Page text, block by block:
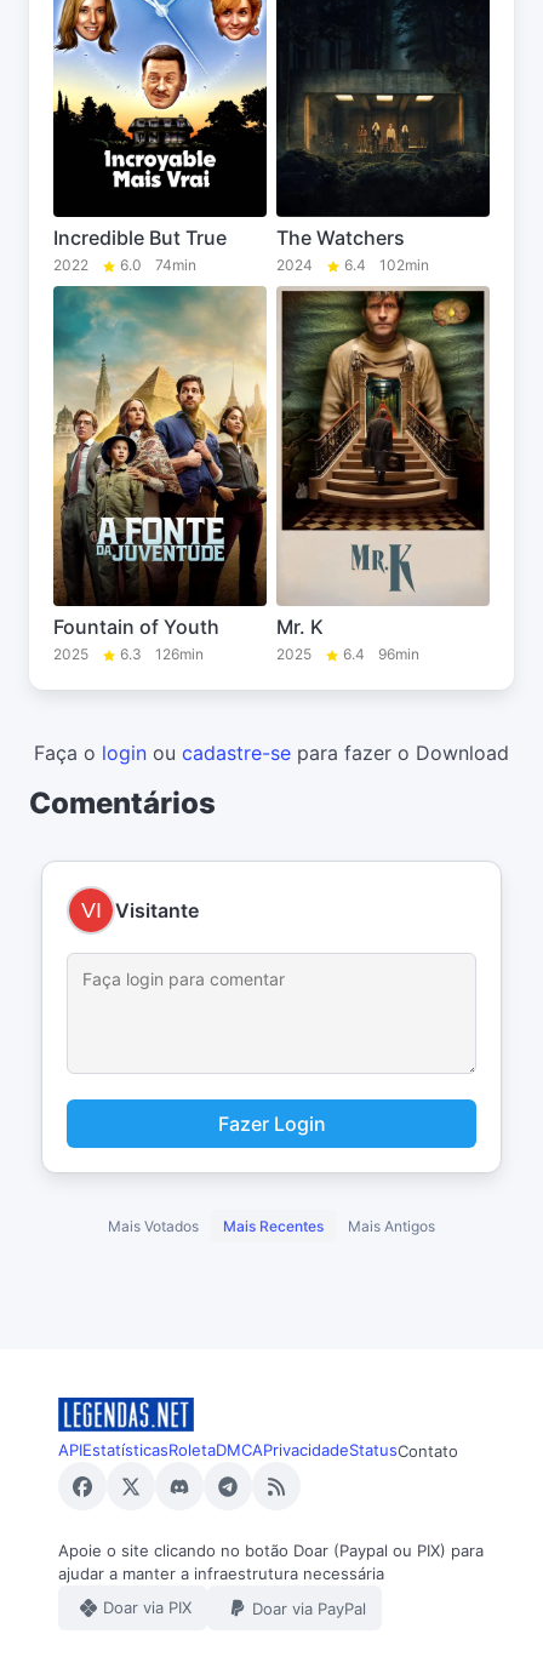
Incredible But True
2022 6.0 74min
The Watchers
2024 6.4 102min
Fountain of Youth
2025 6.3 126min
Mr. K
2025 6.4 96min
Faça o login ou cadastre-se para fazer o Download
Comentários
Visitante
Fazer Login
Mais Votados Mais Recentes Mais Antigos
APIEstatísticasRoletaDMCAPrivacidadeStatusContato
Apoie o site clicando no botão Doar (Paypal ou PIX) para
ajudar a manter a infraestrutura necessária
Doar via PIX
Doar via PayPal